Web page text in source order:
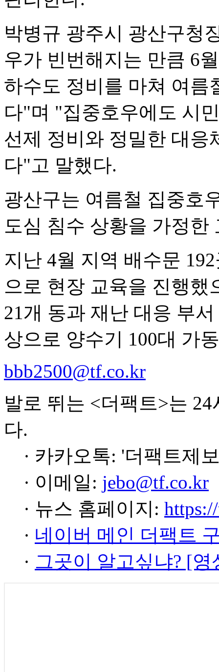
박병규 광주시 광산구청
우가 빈번해지는 만큼 6
하수도 정비를 마쳐 여름
다"며 "집중호우에도 시
선제 정비와 정밀한 대응
다"고 말했다.
광산구는 여름철 집중호
도심 침수 상황을 가정한
지난 4월 지역 배수문
으로 현장 교육을 진행했
21개 동과 재난 대응 부
상으로 양수기 100대 가
bbb2500@tf.co.kr
발로 뛰는 <더팩트>는
다.
· 카카오톡: '더팩트제
· 이메일: jebo@tf.co.kr
· 뉴스 홈페이지:
· 네이버 메인 더팩트
· 그곳이 알고싶냐? [